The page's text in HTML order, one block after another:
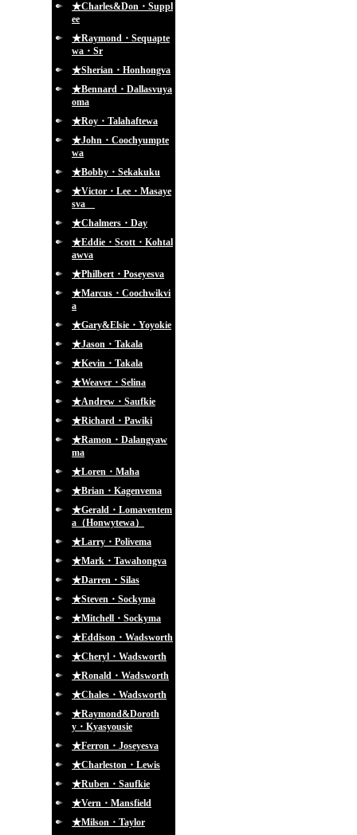
★Charles&Don・Suppl
ee
★Raymond・Sequapte
wa・Sr
★Sherian・Honhongva
★Bennard・Dallasvuya
oma
★Roy・Talahaftewa
★John・Coochyumpte
wa
★Bobby・Sekakuku
★Victor・Lee・Masaye
sva
★Chalmers・Day
★Eddie・Scott・Kohtal
awva
★Philbert・Poseyesva
★Marcus・Coochwikvi
a
★Gary&Elsie・Yoyokie
★Jason・Takala
★Kevin・Takala
★Weaver・Selina
★Andrew・Saufkie
★Richard・Pawiki
★Ramon・Dalangyaw
ma
★Loren・Maha
★Brian・Kagenvema
★Gerald・Lomaventem
a（Honwytewa）
★Larry・Polivema
★Mark・Tawahongva
★Darren・Silas
★Steven・Sockyma
★Mitchell・Sockyma
★Eddison・Wadsworth
★Cheryl・Wadsworth
★Ronald・Wadsworth
★Chales・Wadsworth
★Raymond&Doroth
y・Kyasyousie
★Ferron・Joseyesva
★Charleston・Lewis
★Ruben・Saufkie
★Vern・Mansfield
★Milson・Taylor